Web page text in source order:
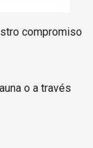
compromiso
o a través